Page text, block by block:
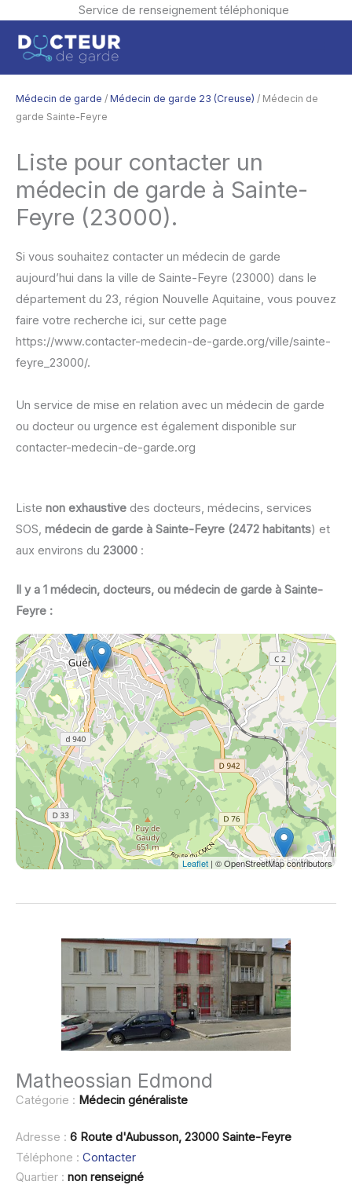
Service de renseignement téléphonique
contenu
Médecin de garde / Médecin de garde 23 (Creuse) / Médecin de
garde Sainte-Feyre
Liste pour contacter un
médecin de garde à Sainte-
Feyre (23000).
Si vous souhaitez contacter un médecin de garde
aujourd’hui dans la ville de Sainte-Feyre (23000) dans le
département du 23, région Nouvelle Aquitaine, vous pouvez
faire votre recherche ici, sur cette page
https://www.contacter-medecin-de-garde.org/ville/sainte-
feyre_23000/.
Un service de mise en relation avec un médecin de garde
ou docteur ou urgence est également disponible sur
contacter-medecin-de-garde.org
Liste non exhaustive des docteurs, médecins, services
SOS, médecin de garde à Sainte-Feyre (2472 habitants) et
aux environs du 23000 :
Il y a 1 médecin, docteurs, ou médecin de garde à Sainte-
Feyre :
Leaflet | © OpenStreetMap contributors
Matheossian Edmond
Catégorie : Médecin généraliste
Adresse : 6 Route d'Aubusson, 23000 Sainte-Feyre
Téléphone : Contacter
Quartier : non renseigné